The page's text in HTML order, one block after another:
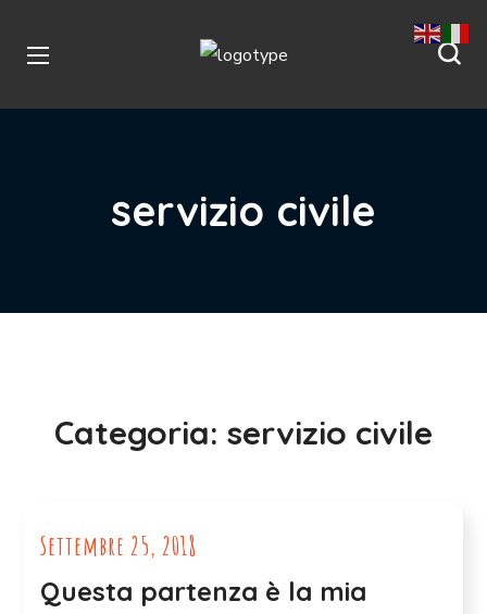
servizio civile
Categoria: servizio civile
Settembre 25, 2018
Questa partenza è la mia